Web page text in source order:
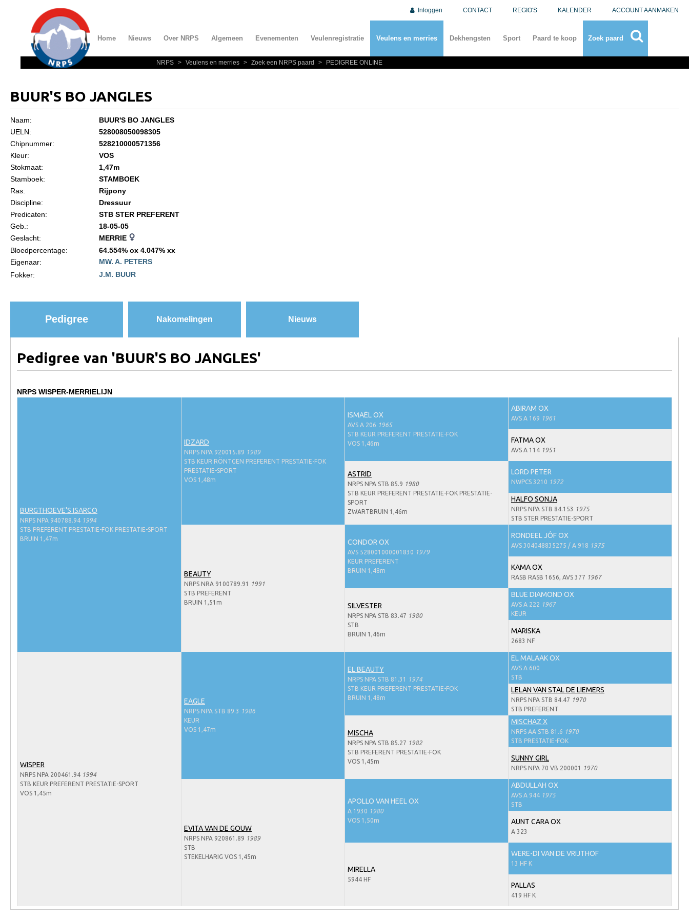
Inloggen CONTACT REGIO'S KALENDER ACCOUNT AANMAKEN
Home Nieuws Over NRPS Algemeen Evenementen Veulenregistratie Veulens en merries Dekhengsten Sport Paard te koop Zoek paard
Over NRPS
Statuten en reglementen
Algemeen
Informatie overschrijven paspoort
Animal Health Regulation
Gids voor Goede Praktijken
Marktplaats
Hengstenkeuring
Regionale Keuringen
Informatie aan je paard of pony toevoegen
NRPS > Veulens en merries > Zoek een NRPS paard > PEDIGREE ONLINE
BUUR'S BO JANGLES
Naam:
BUUR'S BO JANGLES
UELN:
528008050098305
Chipnummer:
528210000571356
Kleur:
VOS
Stokmaat:
1,47m
Stamboek:
STAMBOEK
Ras:
Rijpony
Discipline:
Dressuur
Predicaten:
STB STER PREFERENT
Geb.:
18-05-05
Geslacht:
MERRIE
Bloedpercentage:
64.554% ox 4.047% xx
Eigenaar:
MW. A. PETERS
Fokker:
J.M. BUUR
Pedigree Nakomelingen Nieuws
Pedigree van 'BUUR'S BO JANGLES'
NRPS WISPER-MERRIELIJN
BURGTHOEVE'S ISARCO
NRPS NPA 940788.94 1994
STB PREFERENT PRESTATIE-FOK PRESTATIE-SPORT
BRUIN 1,47m
IDZARD
NRPS NPA 920015.89 1989
STB KEUR RÖNTGEN PREFERENT PRESTATIE-FOK
PRESTATIE-SPORT
VOS 1,48m
ISMAËL OX
AVS A 206 1965
STB KEUR PREFERENT PRESTATIE-FOK
VOS 1,46m
ABIRAM OX
AVS A 169 1961
FATMA OX
AVS A 114 1951
ASTRID
NRPS NPA STB 85.9 1980
STB KEUR PREFERENT PRESTATIE-FOK PRESTATIE-
SPORT
ZWARTBRUIN 1,46m
LORD PETER
NWPCS 3210 1972
HALFO SONJA
NRPS NPA STB 84.153
1975
STB STER PRESTATIE-SPORT
BEAUTY
NRPS NRA 9100789.91
1991
STB PREFERENT
BRUIN 1,51m
CONDOR OX
AVS 528001000001830 1979
KEUR PREFERENT
BRUIN 1,48m
RONDEEL JÔF OX
AVS 304048835275 / A 918 1975
KAMA OX
RASB RASB 1656, AVS 377 1967
SILVESTER
NRPS NPA STB 83.47 1980
STB
BRUIN 1,46m
BLUE DIAMOND OX
AVS A 222 1967
KEUR
MARISKA
2683 NF
WISPER
NRPS NPA 200461.94 1994
STB KEUR PREFERENT PRESTATIE-SPORT
VOS 1,45m
EAGLE
NRPS NPA STB 89.3
1986
KEUR
VOS 1,47m
EL BEAUTY
NRPS NPA STB 81.31
1974
STB KEUR PREFERENT PRESTATIE-FOK
BRUIN 1,48m
EL MALAAK OX
AVS A 600
STB
LELAN VAN STAL DE LIEMERS
NRPS NPA STB 84.47 1970
STB PREFERENT
MISCHA
NRPS NPA STB 85.27 1982
STB PREFERENT PRESTATIE-FOK
VOS 1,45m
MISCHAZ X
NRPS AA STB 81.6 1970
STB PRESTATIE-FOK
SUNNY GIRL
NRPS NPA 70 VB 200001 1970
EVITA VAN DE GOUW
NRPS NPA 920861.89 1989
STB
STEKELHARIG VOS 1,45m
APOLLO VAN HEEL OX
A 1930 1980
VOS 1,50m
ABDULLAH OX
AVS A 944 1975
STB
AUNT CARA OX
A 323
MIRELLA
5944 HF
WERE-DI VAN DE VRIJTHOF
13 HF K
PALLAS
419 HF K